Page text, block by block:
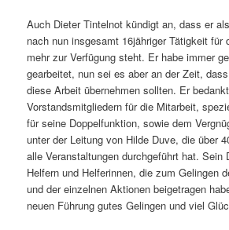
Auch Dieter Tintelnot kündigt an, dass er
nach nun insgesamt 16jähriger Tätigkeit für
mehr zur Verfügung steht. Er habe immer
gearbeitet, nun sei es aber an der Zeit,
diese Arbeit übernehmen sollten. Er
Vorstandsmitgliedern für die Mitarbeit,
für seine Doppelfunktion, sowie dem
unter der Leitung von Hilde Duve, die über
alle Veranstaltungen durchgeführt hat. Sein
Helfern und Helferinnen, die zum Gelingen
und der einzelnen Aktionen beigetragen
neuen Führung gutes Gelingen und viel